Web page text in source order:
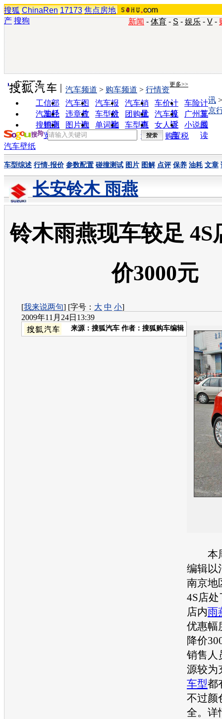
搜狐 ChinaRen 17173 焦点房地
产 搜狗 新闻 - 体育 - S - 娱乐 - V -
实用工具 更多>>
工信部
油耗
汽车图
片
汽车报
价
汽车销
量
车价计
算
车险计
算
汽车经
销商
违章查
询
车型对
比
团购优
惠
汽车投
诉
广州车
展
搜狗浏
览器
图片欣
赏
单词翻
车型查
询
女人宝
典
小说阅
读
汽车频道 > 购车频道 > 行情资
讯
京
购置税
汽车壁纸
车型综述 行情-报价 参数配置 碰撞测试 图片 图解 点评 保养 油耗 文章
长安铃木 雨燕
铃木雨燕现车较足 4S
价3000元
[我来说两句] [字号： 大 中 小]
2009年11月24日13:39
来源： 搜狐汽车 作者：搜狐购车编辑
本
编辑以
南京地
4S店
店内雨
优惠幅
降价
销售人
源较为
车型都
不过颜
全。详